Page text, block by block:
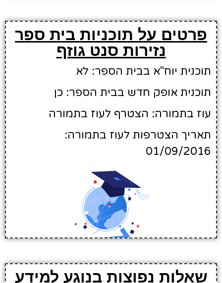
פרטים על תוכניות בית ספר
נזירות סנט גוזף
תוכנית יוח"א בבית הספר: לא
תוכנית אופק חדש בבית הספר: כן
עוז בתמורה: הצטרף לעוז בתמורה
תאריך הצטרפות לעוז בתמורה:
01/09/2016
שאלות נפוצות בנוגע למידע